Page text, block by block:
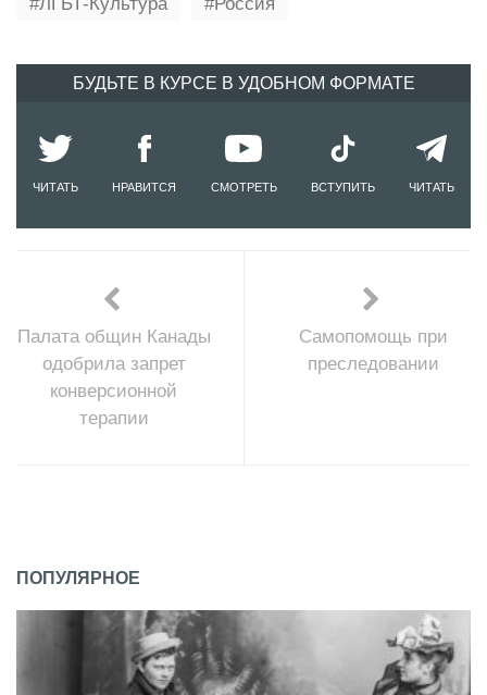
БУДЬТЕ В КУРСЕ В УДОБНОМ ФОРМАТЕ
ЧИТАТЬ НРАВИТСЯ СМОТРЕТЬ ВСТУПИТЬ ЧИТАТЬ
Палата общин Канады
одобрила запрет
конверсионной
терапии
Самопомощь при
преследовании
ПОПУЛЯРНОЕ